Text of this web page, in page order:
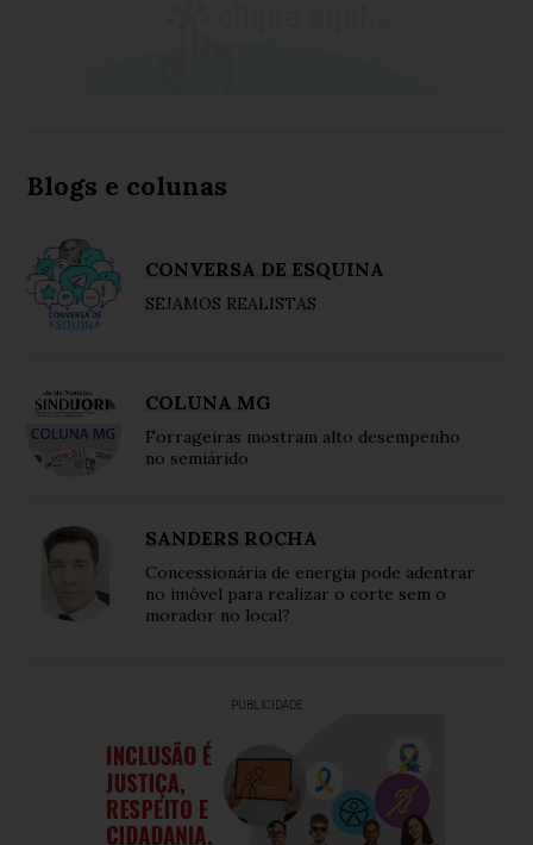
Blogs e colunas
CONVERSA DE ESQUINA
SEJAMOS REALISTAS
COLUNA MG
Forrageiras mostram alto desempenho
no semiárido
SANDERS ROCHA
Concessionária de energia pode adentrar
no imóvel para realizar o corte sem o
morador no local?
PUBLICIDADE